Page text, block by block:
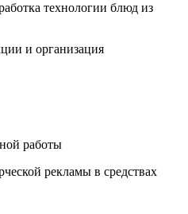
технологии блюд из
и организация
работы
рекламы в средствах